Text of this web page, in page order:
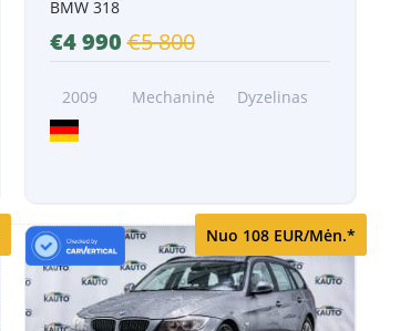
BMW 318
€4 990€5 800
2009 Mechaninė Dyzelinas
Nuo 108 EUR/Mėn.*